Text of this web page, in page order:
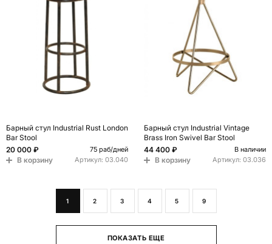
Барный стул Industrial Rust London
Bar Stool
20 000 ₽
75 раб/дней
В корзину Артикул: 03.040
Барный стул Industrial Vintage
Brass Iron Swivel Bar Stool
44 400 ₽
В наличии
В корзину Артикул: 03.036
1 2 3 4 5 9
ПОКАЗАТЬ ЕЩЕ